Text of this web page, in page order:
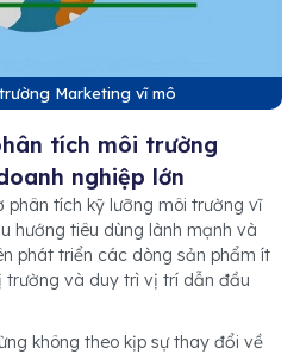
Marketing vĩ mô
tích môi trường
nghiệp lớn
phân tích kỹ lưỡng môi trường vĩ
hướng tiêu dùng lành mạnh và
phát triển các dòng sản phẩm ít
trường và duy trì vị trí dẫn đầu
không theo kịp sự thay đổi về